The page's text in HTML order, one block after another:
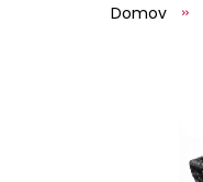
Domov